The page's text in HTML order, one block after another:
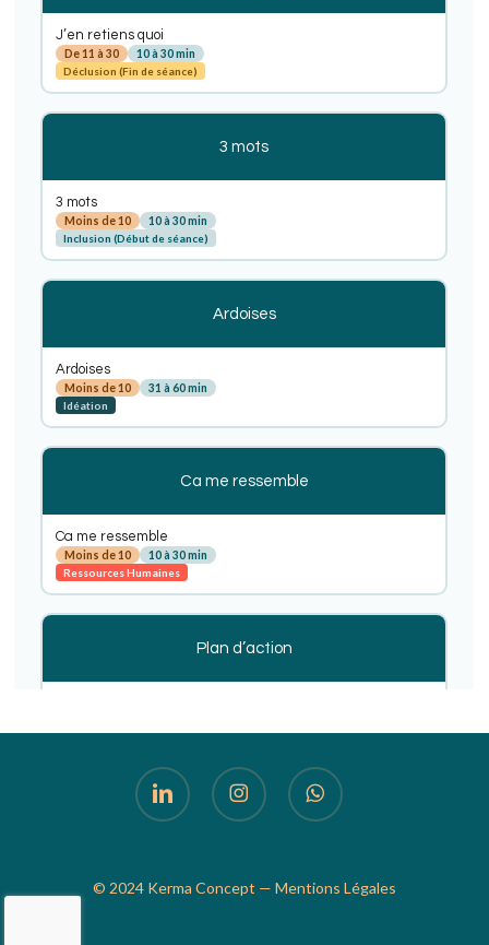
linkedin instagram whatsapp
© 2024 Kerma Concept — Mentions Légales